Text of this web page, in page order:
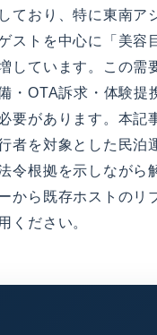
ており、特に東南ア
ストを中心に「美容
しています。この需
・OTA訴求・体験提
要があります。本記
者を対象とした民泊
令根拠を示しながら
から既存ホストのリ
ください。